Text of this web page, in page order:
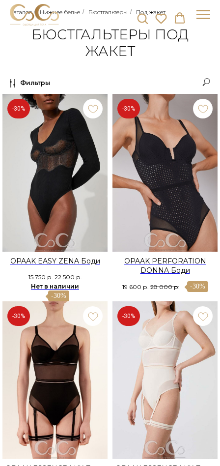
Каталог / Нижнее белье / Бюстгальтеры / Под жакет
БЮСТГАЛЬТЕРЫ ПОД
ЖАКЕТ
Фильтры
-30%
OPAAK EASY ZENA Боди
15 750 р. 22 500 р.
Нет в наличии
-30%
-30%
OPAAK PERFORATION
DONNA Боди
19 600 р. 28 000 р. -30%
-30% -30%